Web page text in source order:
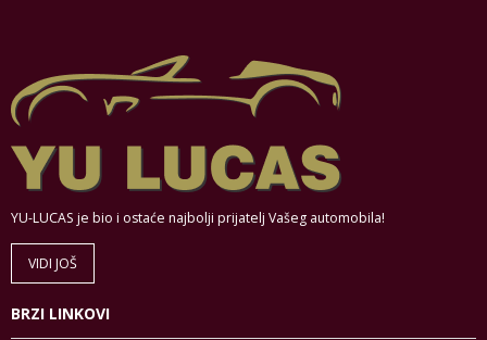
YU-LUCAS je bio i ostaće najbolji prijatelj Vašeg automobila!
VIDI JOŠ
BRZI LINKOVI